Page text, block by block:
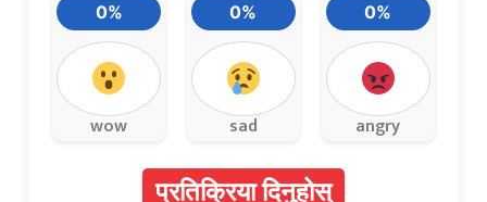
0%
wow
0%
sad
0%
angry
प्रतिक्रिया दिनुहोस्